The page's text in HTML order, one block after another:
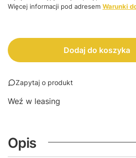
Więcej informacji pod adresem Warunki
Dodaj do koszyka
Zapytaj o produkt
Weź w leasing
Opis